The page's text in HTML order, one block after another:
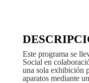
Este programa se
Social en
una sola exhibición
aparatos mediante